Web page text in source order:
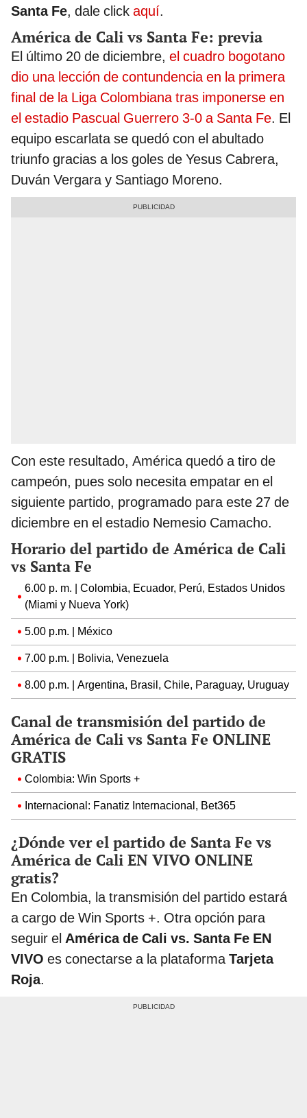
Santa Fe, dale click aquí.
América de Cali vs Santa Fe: previa
El último 20 de diciembre, el cuadro bogotano
dio una lección de contundencia en la primera
final de la Liga Colombiana tras imponerse en
el estadio Pascual Guerrero 3-0 a Santa Fe. El
equipo escarlata se quedó con el abultado
triunfo gracias a los goles de Yesus Cabrera,
Duván Vergara y Santiago Moreno.
Con este resultado, América quedó a tiro de
campeón, pues solo necesita empatar en el
siguiente partido, programado para este 27 de
diciembre en el estadio Nemesio Camacho.
Horario del partido de América de Cali
vs Santa Fe
6.00 p. m. | Colombia, Ecuador, Perú, Estados Unidos
(Miami y Nueva York)
5.00 p.m. | México
7.00 p.m. | Bolivia, Venezuela
8.00 p.m. | Argentina, Brasil, Chile, Paraguay, Uruguay
Canal de transmisión del partido de
América de Cali vs Santa Fe ONLINE
GRATIS
Colombia: Win Sports +
Internacional: Fanatiz Internacional, Bet365
¿Dónde ver el partido de Santa Fe vs
América de Cali EN VIVO ONLINE
gratis?
En Colombia, la transmisión del partido estará
a cargo de Win Sports +. Otra opción para
seguir el América de Cali vs. Santa Fe EN
VIVO es conectarse a la plataformaTarjeta
Roja.